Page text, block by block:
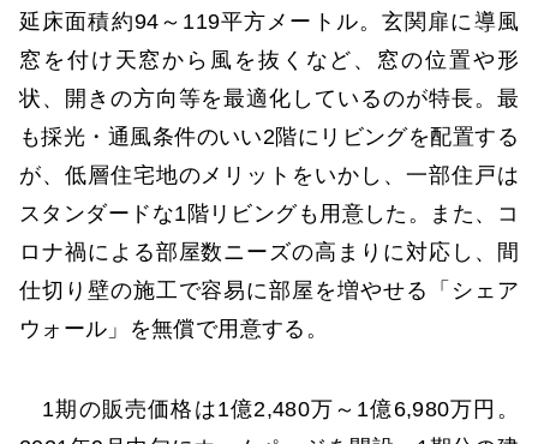
延床面積約94～119平方メートル。玄関扉に導風
窓を付け天窓から風を抜くなど、窓の位置や形
状、開きの方向等を最適化しているのが特長。最
も採光・通風条件のいい2階にリビングを配置する
が、低層住宅地のメリットをいかし、一部住戸は
スタンダードな1階リビングも用意した。また、コ
ロナ禍による部屋数ニーズの高まりに対応し、間
仕切り壁の施工で容易に部屋を増やせる「シェア
ウォール」を無償で用意する。
1期の販売価格は1億2,480万～1億6,980万円。